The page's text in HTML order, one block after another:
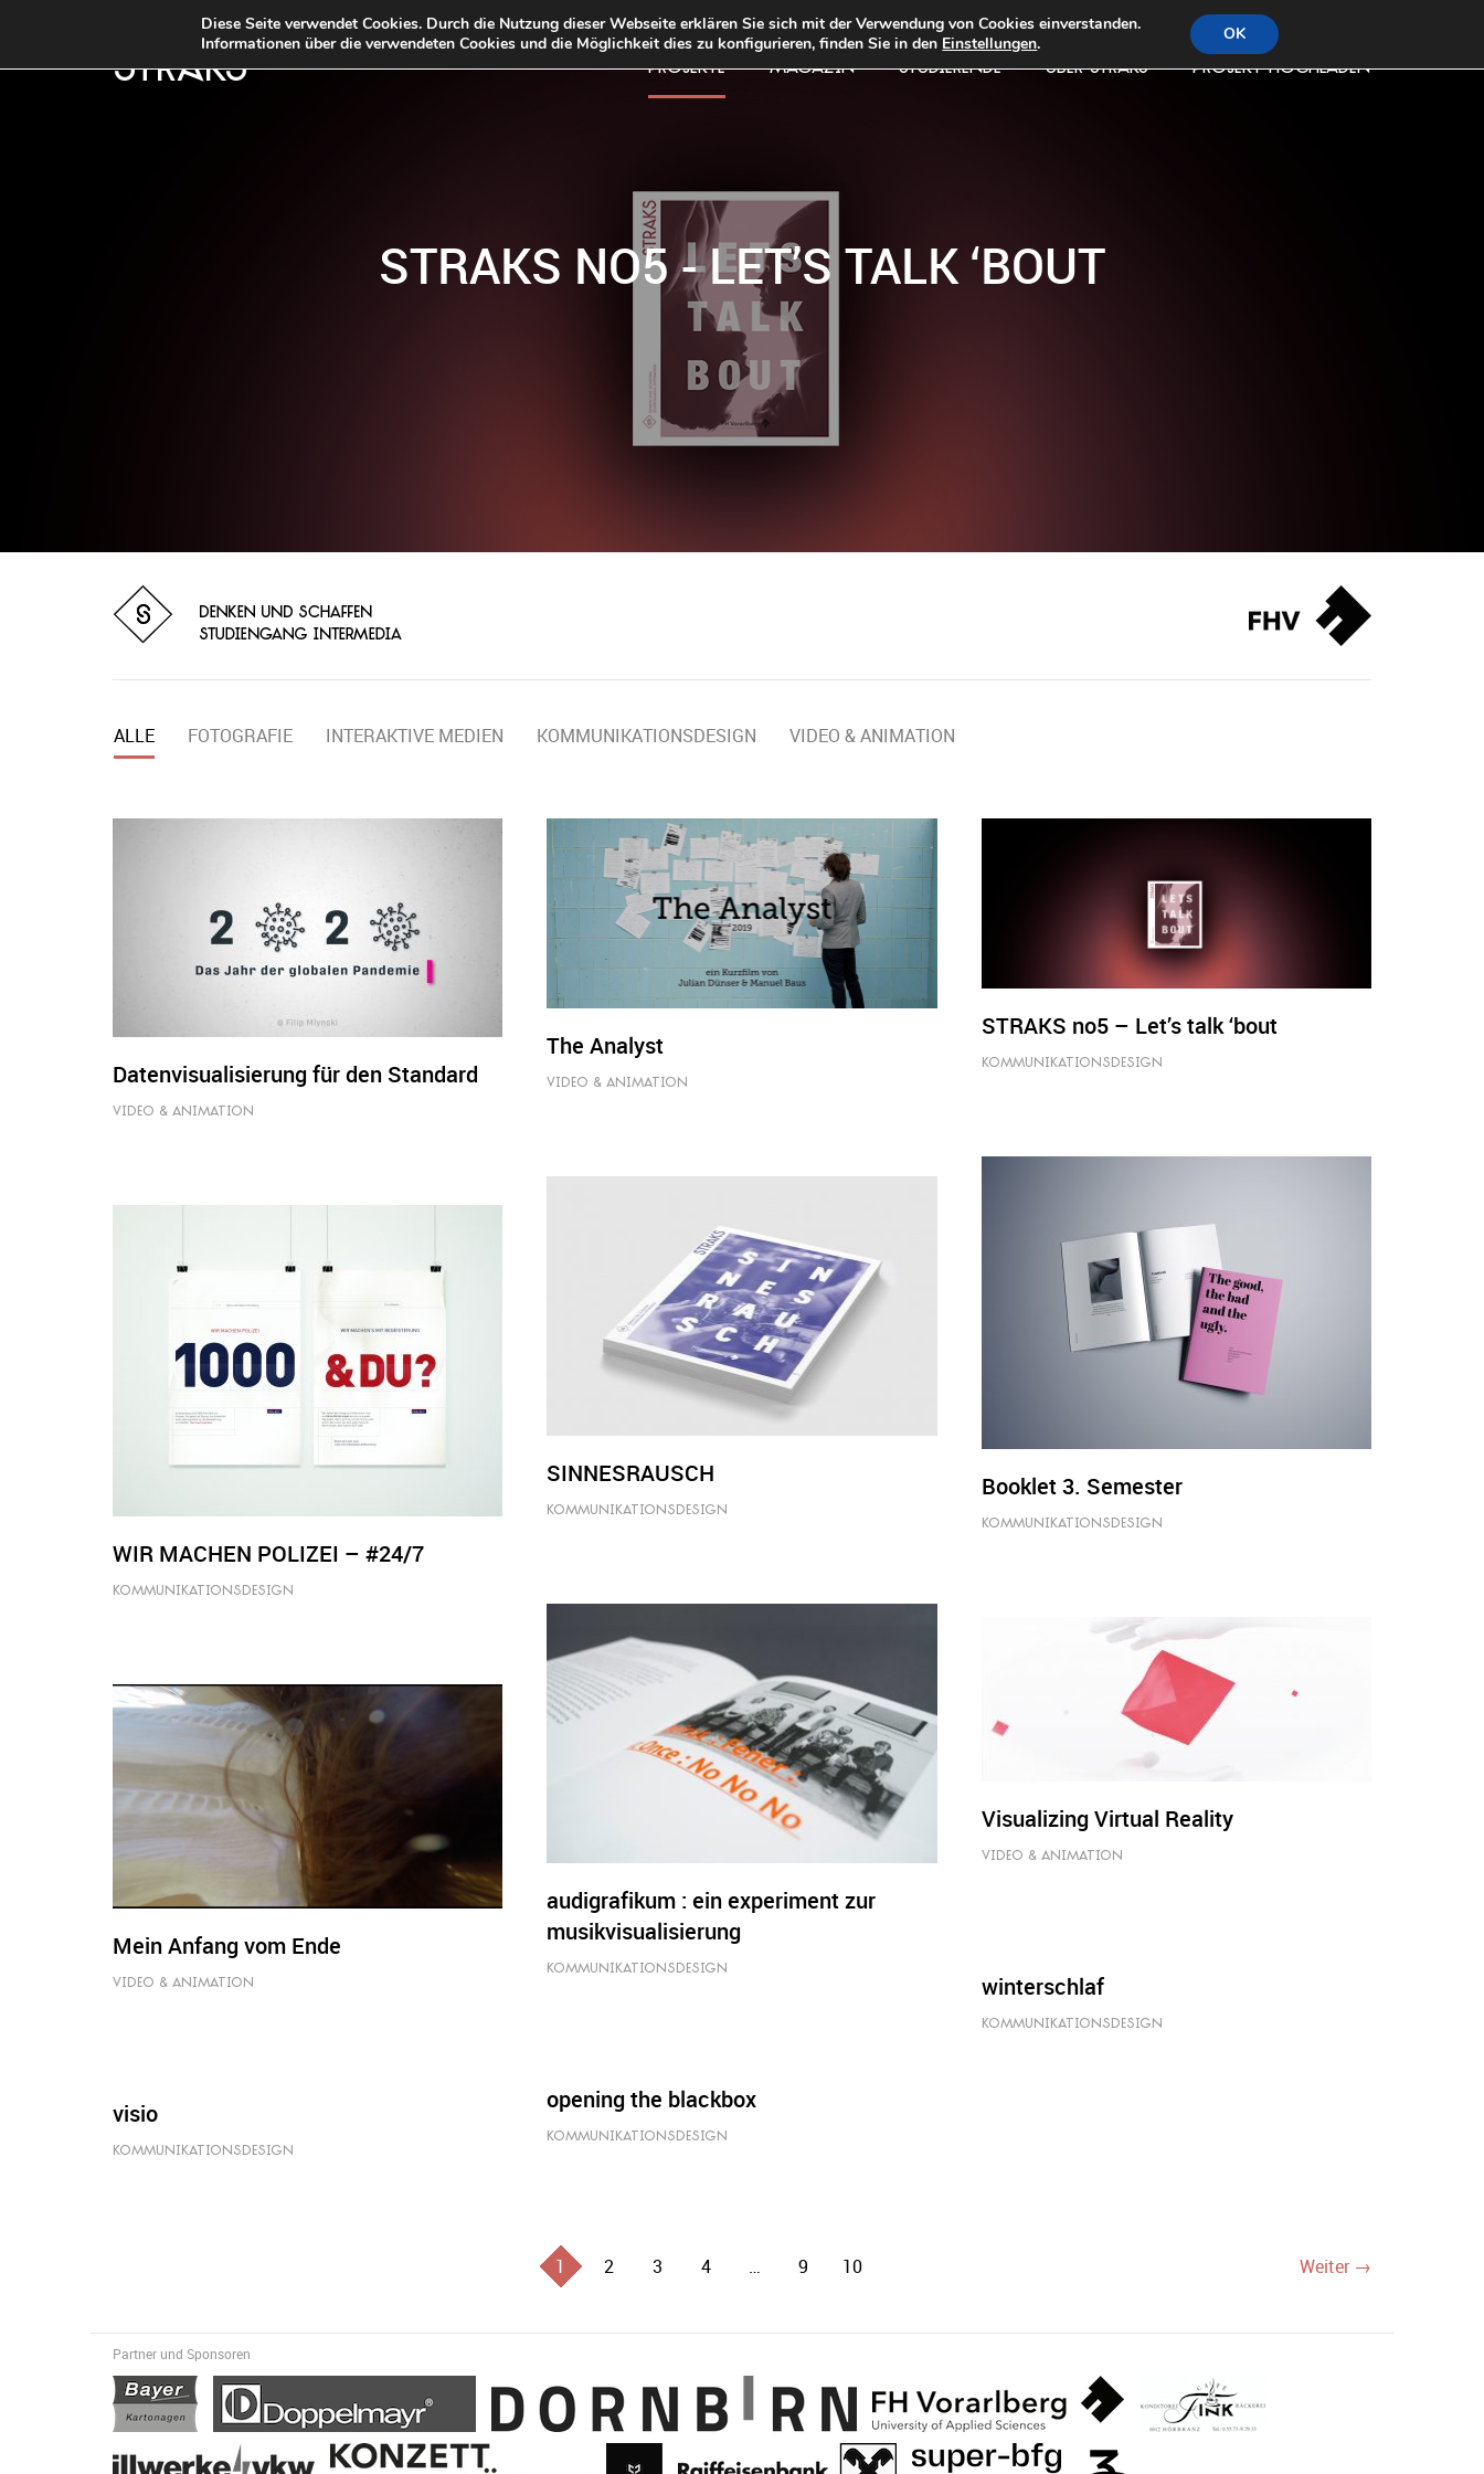
STRAKS NO5 - LET’S TALK ‘BOUT
STRKS PROJEKTE MAGAZIN STUDIERENDE ÜBER STRAKS PROJEKT HOCHLADEN
ALLE FOTOGRAFIE INTERAKTIVE MEDIEN KOMMUNIKATIONSDESIGN VIDEO & ANIMATION
Datenvisualisierung für den Standard
VIDEO & ANIMATION
The Analyst
VIDEO & ANIMATION
STRAKS no5 – Let’s talk ‘bout
KOMMUNIKATIONSDESIGN
Booklet 3. Semester
KOMMUNIKATIONSDESIGN
SINNESRAUSCH
KOMMUNIKATIONSDESIGN
WIR MACHEN POLIZEI – #24/7
KOMMUNIKATIONSDESIGN
audigrafikum : ein experiment zur
musikvisualisierung
KOMMUNIKATIONSDESIGN
Visualizing Virtual Reality
VIDEO & ANIMATION
Mein Anfang vom Ende
VIDEO & ANIMATION winterschlaf
KOMMUNIKATIONSDESIGN
opening the blackbox
KOMMUNIKATIONSDESIGN
visio
KOMMUNIKATIONSDESIGN
1 2 3 4 … 9 10 Weiter →
Partner und Sponsoren
Diese Seite verwendet Cookies. Durch die Nutzung dieser Webseite erklären Sie sich mit der Verwendung von Cookies einverstanden.
Informationen über die verwendeten Cookies und die Möglichkeit dies zu konfigurieren, finden Sie in den Einstellungen. OK